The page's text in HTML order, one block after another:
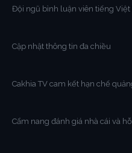
Đội ngũ bình luận viên tiếng Việt
Cập nhật thông tin đa chiều
Cakhia TV cam kết hạn chế
Cẩm nang đánh giá nhà cái và